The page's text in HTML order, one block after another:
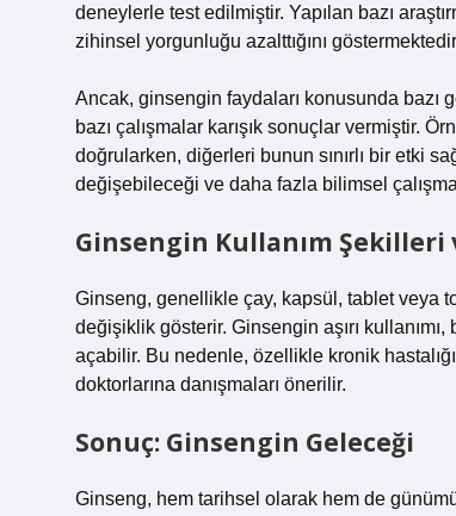
deneylerle test edilmiştir. Yapılan bazı
zihinsel yorgunluğu azalttığını
Ancak, ginsengin faydaları konusunda bazı
bazı çalışmalar karışık sonuçlar vermiştir.
doğrularken, diğerleri bunun sınırlı bir etki
değişebileceği ve daha fazla bilimsel
Ginsengin Kullanım
Ginseng, genellikle çay, kapsül, tablet veya
değişiklik gösterir. Ginsengin aşırı
açabilir. Bu nedenle, özellikle kronik
doktorlarına danışmaları önerilir.
Sonuç: Ginsengin Geleceği
Ginseng, hem tarihsel olarak hem de